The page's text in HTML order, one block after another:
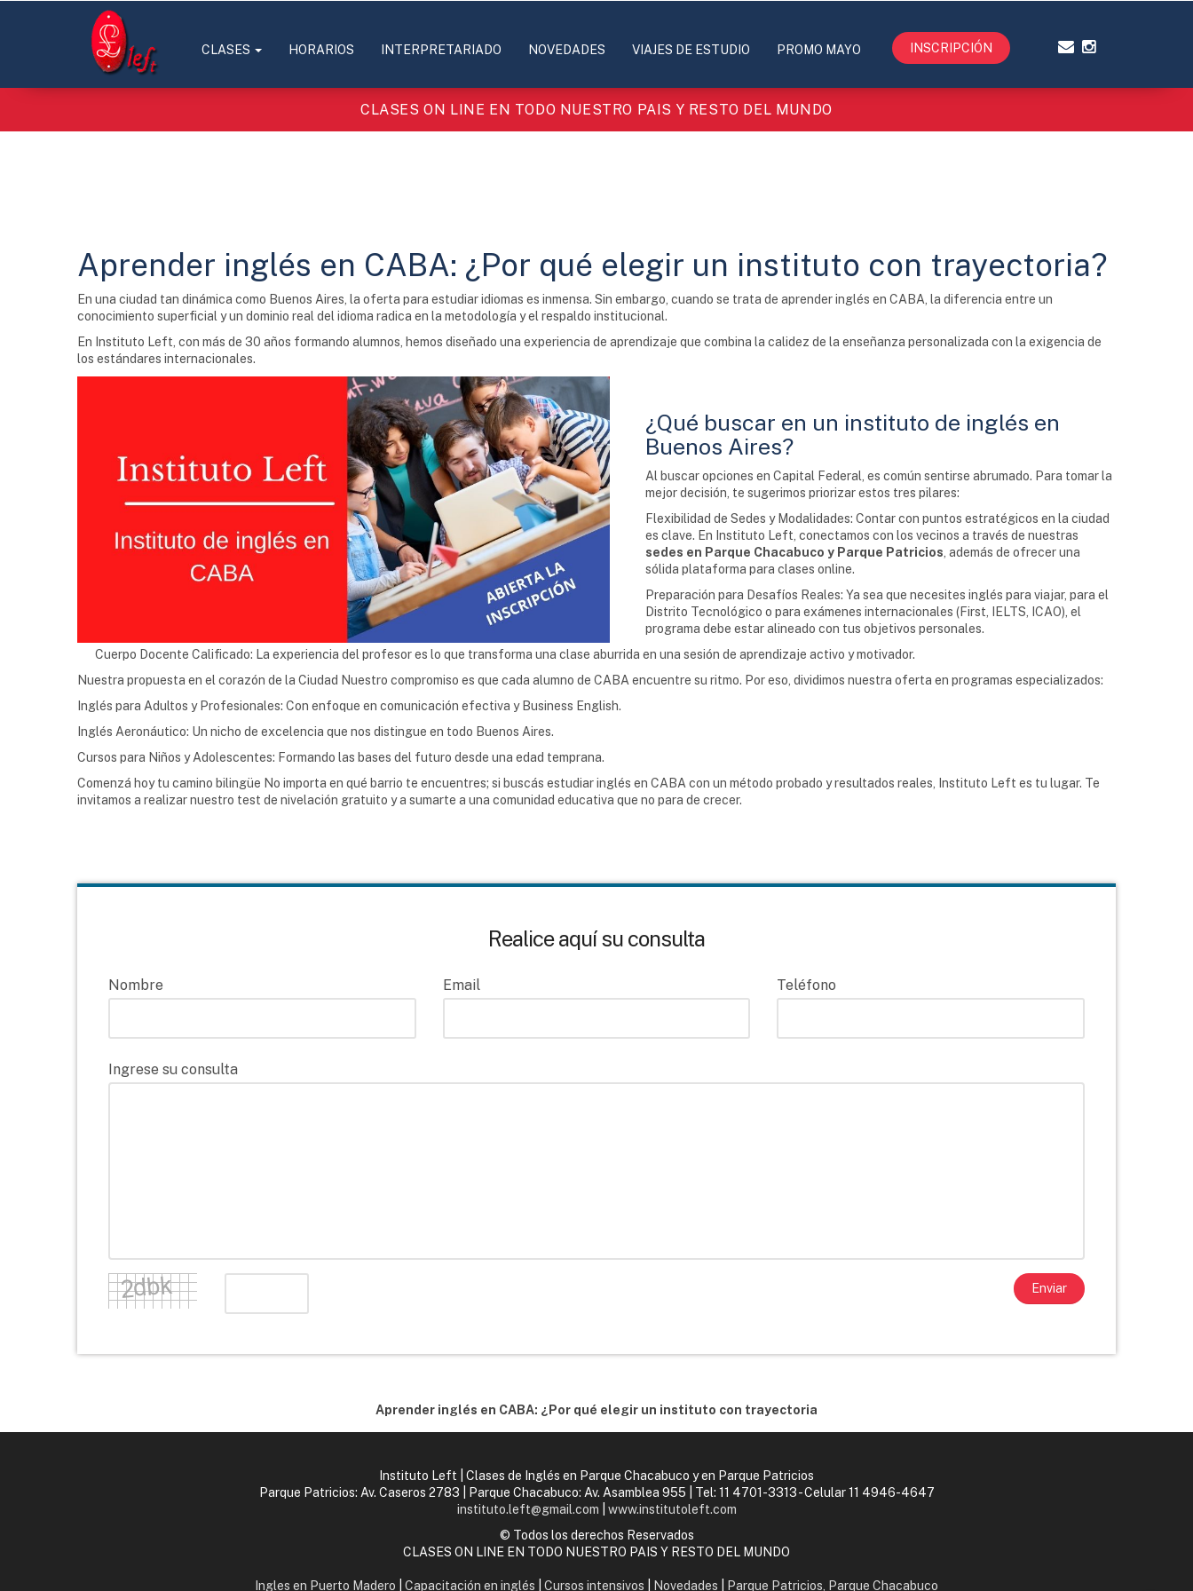
CLASES HORARIOS INTERPRETARIADO NOVEDADES VIAJES DE ESTUDIO PROMO MAYO INSCRIPCIÓN
CLASES ON LINE EN TODO NUESTRO PAIS Y RESTO DEL MUNDO
Aprender inglés en CABA: ¿Por qué elegir un instituto con trayectoria?
En una ciudad tan dinámica como Buenos Aires, la oferta para estudiar idiomas es inmensa. Sin embargo, cuando se trata de aprender inglés en CABA, la diferencia entre un
conocimiento superficial y un dominio real del idioma radica en la metodología y el respaldo institucional.
En Instituto Left, con más de 30 años formando alumnos, hemos diseñado una experiencia de aprendizaje que combina la calidez de la enseñanza personalizada con la exigencia de
los estándares internacionales.
¿Qué buscar en un instituto de inglés en
Buenos Aires?
Al buscar opciones en Capital Federal, es común sentirse abrumado. Para tomar la
mejor decisión, te sugerimos priorizar estos tres pilares:
Flexibilidad de Sedes y Modalidades: Contar con puntos estratégicos en la ciudad
es clave. En Instituto Left, conectamos con los vecinos a través de nuestras
sedes en Parque Chacabuco y Parque Patricios , además de ofrecer una
sólida plataforma para clases online.
Preparación para Desafíos Reales: Ya sea que necesites inglés para viajar, para el
Distrito Tecnológico o para exámenes internacionales (First, IELTS, ICAO), el
programa debe estar alineado con tus objetivos personales.
Cuerpo Docente Calificado: La experiencia del profesor es lo que transforma una clase aburrida en una sesión de aprendizaje activo y motivador.
Nuestra propuesta en el corazón de la Ciudad Nuestro compromiso es que cada alumno de CABA encuentre su ritmo. Por eso, dividimos nuestra oferta en programas especializados:
Inglés para Adultos y Profesionales: Con enfoque en comunicación efectiva y Business English.
Inglés Aeronáutico: Un nicho de excelencia que nos distingue en todo Buenos Aires.
Cursos para Niños y Adolescentes: Formando las bases del futuro desde una edad temprana.
Comenzá hoy tu camino bilingüe No importa en qué barrio te encuentres; si buscás estudiar inglés en CABA con un método probado y resultados reales, Instituto Left es tu lugar. Te
invitamos a realizar nuestro test de nivelación gratuito y a sumarte a una comunidad educativa que no para de crecer.
Realice aquí su consulta
Nombre Email Teléfono
Ingrese su consulta
Enviar
Aprender inglés en CABA: ¿Por qué elegir un instituto con trayectoria
Instituto Left | Clases de Inglés en Parque Chacabuco y en Parque Patricios
Parque Patricios: Av. Caseros 2783 | Parque Chacabuco: Av. Asamblea 955 | Tel: 11 4701-3313 - Celular 11 4946-4647
instituto.left@gmail.com
www.institutoleft.com
© Todos los derechos Reservados
CLASES ON LINE EN TODO NUESTRO PAIS Y RESTO DEL MUNDO
Ingles en Puerto Madero Capacitación en inglés Cursos intensivos Novedades Parque Patricios, Parque Chacabuco